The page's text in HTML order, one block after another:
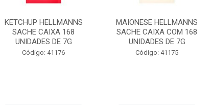
KETCHUP HELLMANNS
SACHE CAIXA 168
UNIDADES DE 7G
Código: 41176
MAIONESE HELLMANNS
SACHE CAIXA COM 168
UNIDADES DE 7G
Código: 41175